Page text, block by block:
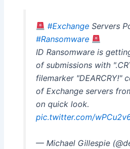
#ExchangeServers
#Ransomware
ID Ransomware is
of submissions with
filemarker "DEARCRY!"
of Exchange servers
on quick look.
pic.twitter.com/
— Michael Gillespie